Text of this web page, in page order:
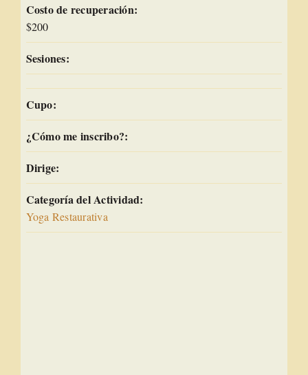
Costo de recuperación:
$200
Sesiones:
Cupo:
¿Cómo me inscribo?:
Dirige:
Categoría del Actividad:
Yoga Restaurativa